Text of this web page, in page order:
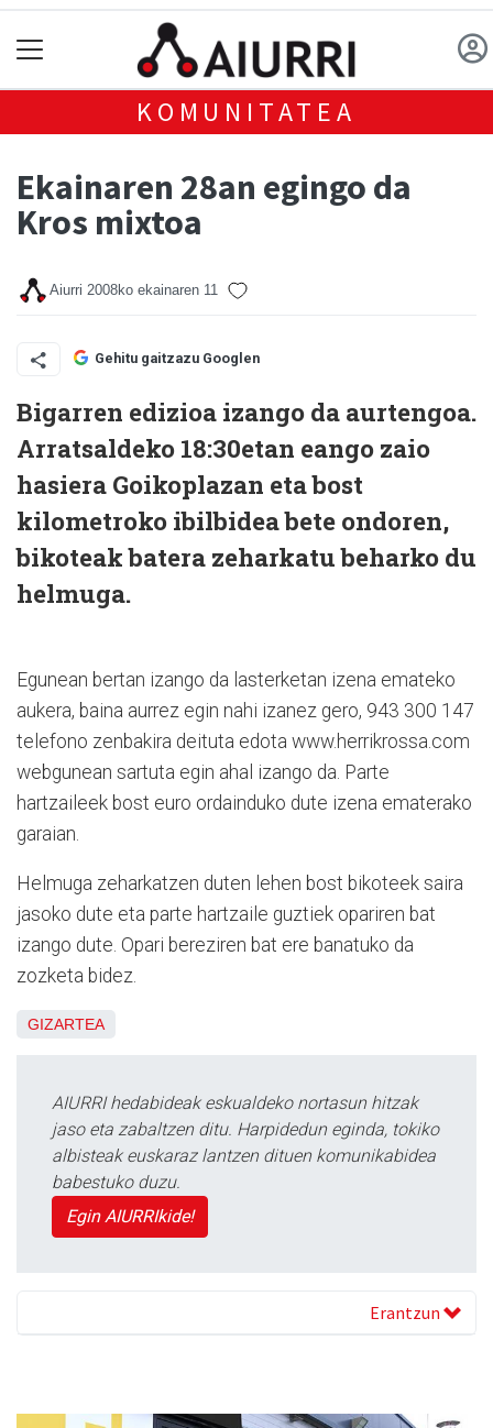
KOMUNITATEA
Ekainaren 28an egingo da
Kros mixtoa
Aiurri 2008ko ekainaren 11
Gehitu gaitzazu Googlen
Bigarren edizioa izango da aurtengoa.
Arratsaldeko 18:30etan eango zaio
hasiera Goikoplazan eta bost
kilometroko ibilbidea bete ondoren,
bikoteak batera zeharkatu beharko du
helmuga.
Egunean bertan izango da lasterketan izena emateko
aukera, baina aurrez egin nahi izanez gero, 943 300 147
telefono zenbakira deituta edota www.herrikrossa.com
webgunean sartuta egin ahal izango da. Parte
hartzaileek bost euro ordainduko dute izena ematerako
garaian.
Helmuga zeharkatzen duten lehen bost bikoteek saira
jasoko dute eta parte hartzaile guztiek opariren bat
izango dute. Opari bereziren bat ere banatuko da
zozketa bidez.
GIZARTEA
AIURRI hedabideak eskualdeko nortasun hitzak
jaso eta zabaltzen ditu. Harpidedun eginda, tokiko
albisteak euskaraz lantzen dituen komunikabidea
babestuko duzu.
Egin AIURRIkide!
Erantzun